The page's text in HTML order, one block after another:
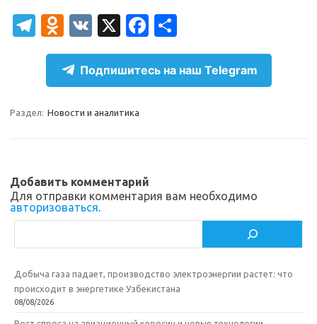
T
el
gr
a
O
d
n
o
kl
ik
i
V
K
X
Fa
c
e
b
т
п
р
ь
Подпишитесь на наш Telegram
Раздел: Новости и аналитика
Добавить комментарий
Для отправки комментария вам необходимо
авторизоваться.
Добыча газа падает, производство электроэнергии растет: что
происходит в энергетике Узбекистана
08/08/2026